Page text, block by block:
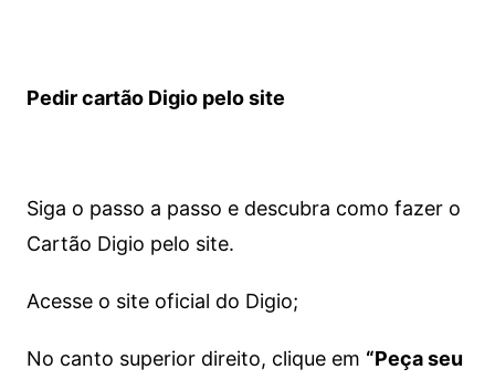
Pedir cartão Digio pelo site
Siga o passo a passo e descubra como fazer o
Cartão Digio pelo site.
Acesse o site oficial do Digio;
No canto superior direito, clique em “Peça seu